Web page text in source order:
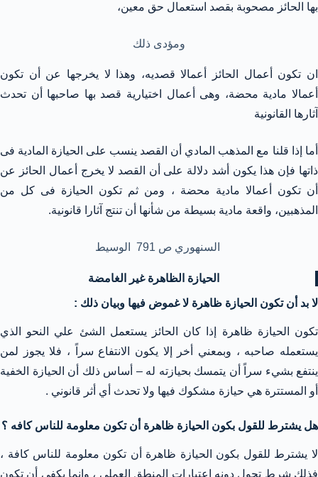
بها الحائز مصحوبة بقصد استعمال حق معين،
ومؤدى ذلك
ان تكون أعمال الحائز أعمالا قصديه، وهذا لا يخرجها عن أن تكون
أعمالا مادية محضة، وهى أعمال اختيارية قصد بها صاحبها أن تحدث
آثارها القانونية
أما إذا قلنا مع المذهب المادي أن القصد ينسب على الحيازة المادية فى
ذاتها فإن هذا يكون أشد دلالة على أن القصد لا يخرج أعمال الحائز عن
أن تكون أعمالا مادية محضة ، ومن ثم تكون الحيازة فى كل من
المذهبين، واقعة مادية بسيطة من شأنها أن تنتج آثارا قانونية.
السنهوري ص 791 الوسيط
الحيازة الظاهرة غير الغامضة
لا بد أن تكون الحيازة ظاهرة لا غموض فيها وبيان ذلك :
تكون الحيازة ظاهرة إذا كان الحائز يستعمل الشئ علي النحو الذي
يستعمله صاحبه ، وبمعني أخر إلا يكون الانتفاع سراً ، فلا يجوز لمن
ينتفع بشيء سراً أن يتمسك بحيازته له – أساس ذلك أن الحيازة الخفية
أو المستترة هي حيازة مشكوك فيها ولا تحدث أي أثر قانوني .
هل يشترط للقول بكون الحيازة ظاهرة أن تكون معلومة للناس كافه ؟
لا يشترط للقول بكون الحيازة ظاهرة أن تكون معلومة للناس كافة ،
فذلك شرط تحول دونه اعتبارات المنطق العملي ، وإنما يكفي أن تكون